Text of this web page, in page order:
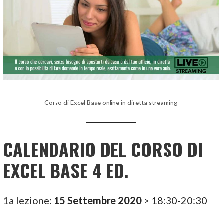
Corso di Excel Base online in diretta streaming
CALENDARIO DEL CORSO DI
EXCEL BASE 4 ED.
1a lezione: 15 Settembre 2020 > 18:30-20:30